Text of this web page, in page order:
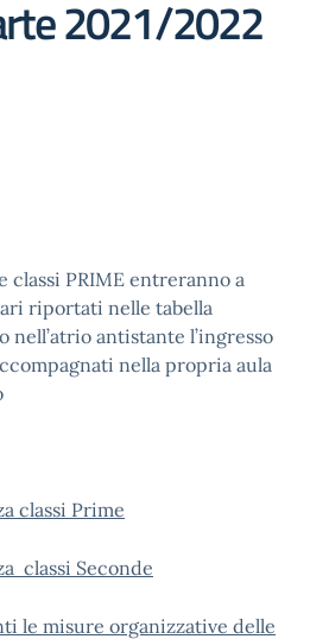
2021/2022
classi PRIME entreranno a
riportati nelle tabella
antistante l’ingresso
nella propria aula
classi Prime
classi Seconde
le misure organizzative delle